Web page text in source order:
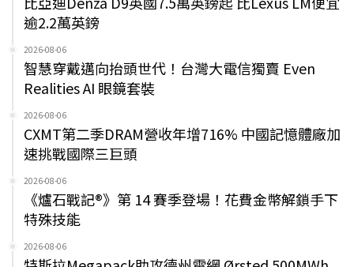
逾2.2萬英鎊
2026-08-06
智慧穿戴邁向抬頭世代！台灣大電信獨賣 Even
Realities AI 眼鏡套裝
2026-08-06
CXMT第二季DRAM營收年增716% 中國記憶體廠加
速挑戰國際三巨頭
2026-08-06
《爐石戰記®》第 14 賽季登場！花費金幣解鎖手下
特殊技能
2026-08-06